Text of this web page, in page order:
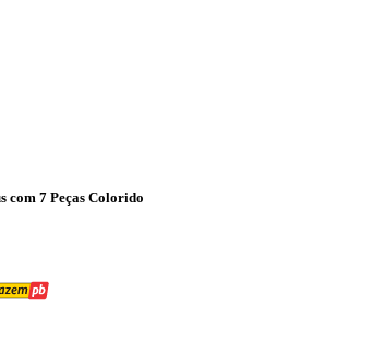
com 7 Peças Colorido